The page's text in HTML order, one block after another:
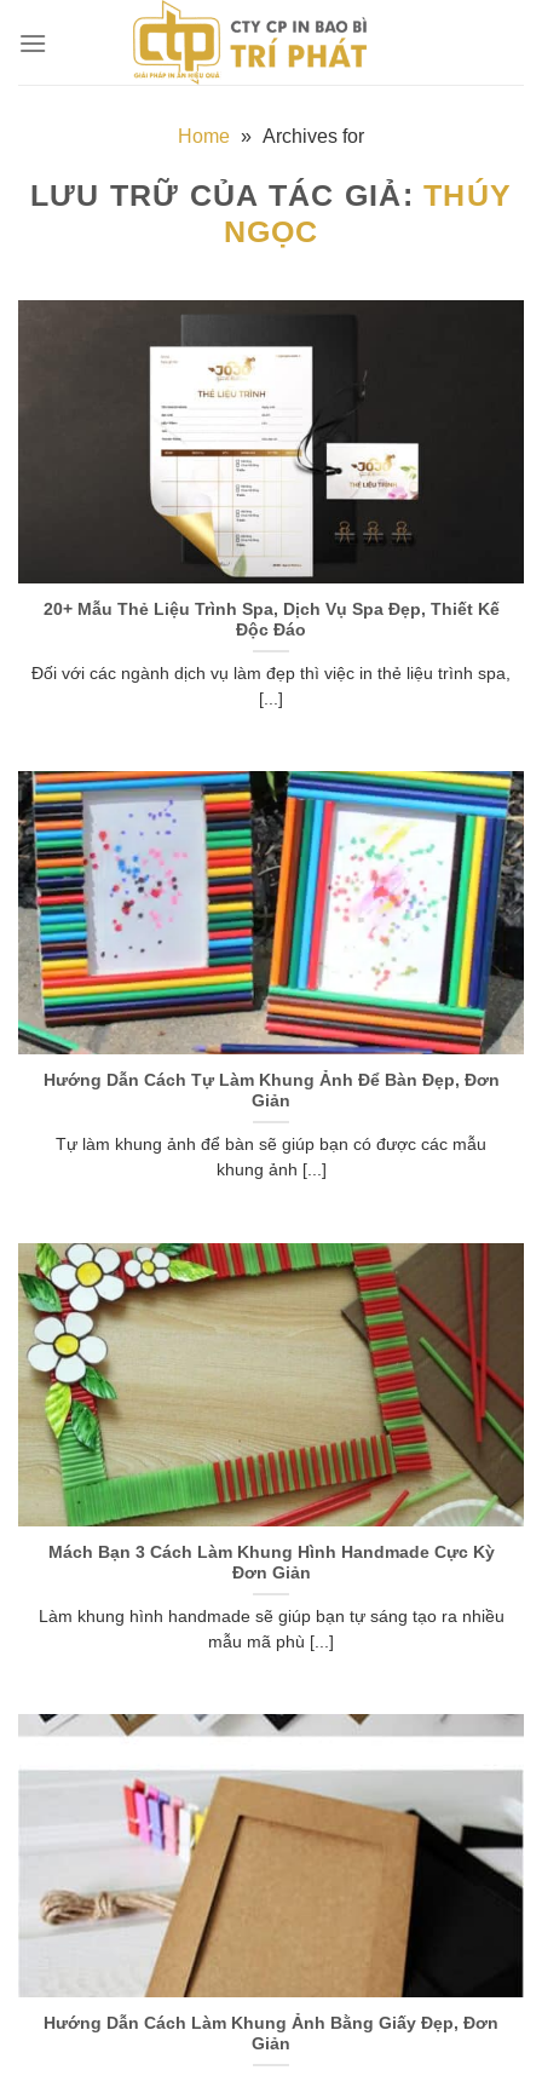
đến
Home » Archives for
LƯU TRỮ CỦA TÁC GIẢ:THÚY
NGỌC
20+ Mẫu Thẻ Liệu Trình Spa, Dịch Vụ Spa Đẹp, Thiết Kế
Độc Đáo
Đối với các ngành dịch vụ làm đẹp thì việc in thẻ liệu trình spa,
[...]
Hướng Dẫn Cách Tự Làm Khung Ảnh Để Bàn Đẹp, Đơn
Giản
Tự làm khung ảnh để bàn sẽ giúp bạn có được các mẫu
khung ảnh [...]
Mách Bạn 3 Cách Làm Khung Hình Handmade Cực Kỳ
Đơn Giản
Làm khung hình handmade sẽ giúp bạn tự sáng tạo ra nhiều
mẫu mã phù [...]
Hướng Dẫn Cách Làm Khung Ảnh Bằng Giấy Đẹp, Đơn
Giản